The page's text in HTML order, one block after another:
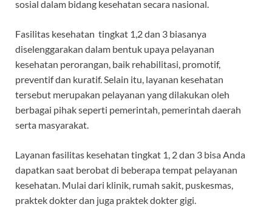
sosial dalam bidang kesehatan secara nasional.
Fasilitas kesehatan tingkat 1,2 dan 3 biasanya
diselenggarakan dalam bentuk upaya pelayanan
kesehatan perorangan, baik rehabilitasi, promotif,
preventif dan kuratif. Selain itu, layanan kesehatan
tersebut merupakan pelayanan yang dilakukan oleh
berbagai pihak seperti pemerintah, pemerintah daerah
serta masyarakat.
Layanan fasilitas kesehatan tingkat 1, 2 dan 3 bisa Anda
dapatkan saat berobat di beberapa tempat pelayanan
kesehatan. Mulai dari klinik, rumah sakit, puskesmas,
praktek dokter dan juga praktek dokter gigi.